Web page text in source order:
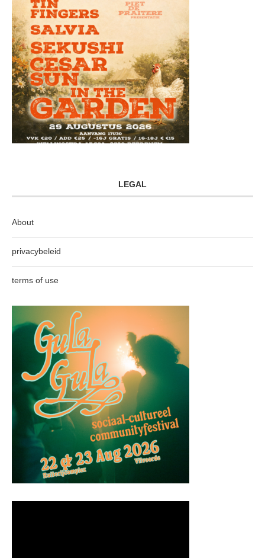
LEGAL
About
privacybeleid
terms of use